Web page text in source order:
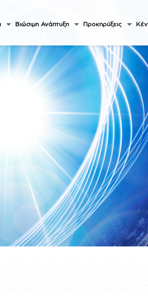
Βιώσιμη Ανάπτυξη Προκηρύξεις